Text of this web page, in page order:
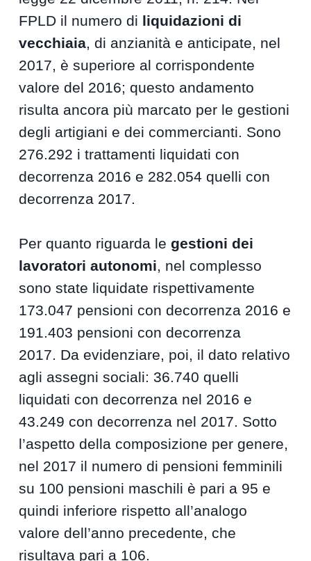
FPLD il numero di liquidazioni di
vecchiaia, di anzianità e anticipate, nel
2017, è superiore al corrispondente
valore del 2016; questo andamento
risulta ancora più marcato per le gestioni
degli artigiani e dei commercianti. Sono
276.292 i trattamenti liquidati con
decorrenza 2016 e 282.054 quelli con
decorrenza 2017.
Per quanto riguarda legestioni dei
lavoratori autonomi, nel complesso
sono state liquidate rispettivamente
173.047 pensioni con decorrenza 2016 e
191.403 pensioni con decorrenza
2017. Da evidenziare, poi, il dato relativo
agli assegni sociali: 36.740 quelli
liquidati con decorrenza nel 2016 e
43.249 con decorrenza nel 2017. Sotto
l’aspetto della composizione per genere,
nel 2017 il numero di pensioni femminili
su 100 pensioni maschili è pari a 95 e
quindi inferiore rispetto all’analogo
valore dell’anno precedente, che
risultava pari a 106.